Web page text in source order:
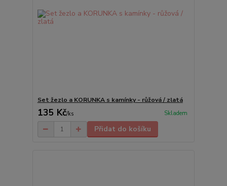
Set žezlo a KORUNKA s kamínky - růžová / zlatá
135 Kč/ks Skladem
Přidat do košíku